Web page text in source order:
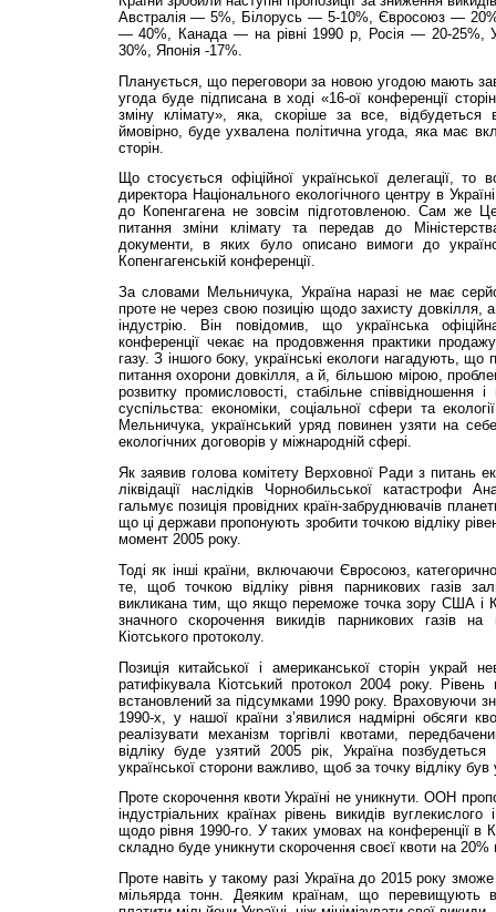
Австралія — 5%, Білорусь — 5-10%, Євросоюз —
— 40%, Канада — на рівні 1990 р, Росія — 20-25%,
30%, Японія -17%.
Планується, що переговори за новою угодою мають
угода буде підписана в ході «16-ої конференції
зміну клімату», яка, скоріше за все,
ймовірно, буде ухвалена політична угода, яка має
сторін.
Що стосується офіційної української делегації, то
директора Національного екологічного центру в
до Копенгагена не зовсім підготовленою. Сам же
питання зміни клімату та передав до
документи, в яких було описано вимоги до
Копенгагенській конференції.
За словами Мельничука, Україна наразі не має
проте не через свою позицію щодо захисту довкілля,
індустрію. Він повідомив, що українська
конференції чекає на продовження практики
газу. З іншого боку, українські екологи нагадують,
питання охорони довкілля, а й, біль­шою мірою,
розвитку промисловості, стабільне співвідношення
суспільства: економіки, соціальної сфери та
Мельничука, український уряд повинен узяти на
екологічних договорів у міжнародній сфері.
Як заявив голова комітету Верховної Ради з питань
ліквідації наслідків Чорнобильської катастрофи
гальмує позиція провідних країн-забруднювачів
що ці держави пропонують зробити точкою відліку
момент 2005 року.
Тоді як інші країни, включаючи Євросоюз,
те, щоб точкою відліку рівня парникових газів
викликана тим, що якщо переможе точка зору США і
значного скорочення викидів парникових газів на
Кіотського протоколу.
Позиція китайської і американської сторін украй
ратифікувала Кіотський протокол 2004 року. Рівень
встановлений за підсумками 1990 року. Враховуючи
1990-х, у нашої країни з’явилися надмірні обсяги
реалізувати механізм торгівлі квотами,
відліку буде узятий 2005 рік, Україна
української сторони важливо, щоб за точку відліку був
Проте скорочення квоти Україні не уникнути. ООН
індустріальних країнах рівень викидів
щодо рівня 1990-го. У таких умовах на конференції в
складно буде уникнути скорочення своєї квоти на 20%
Проте навіть у такому разі Україна до 2015 року
мільярда тонн. Деяким країнам, що перевищують